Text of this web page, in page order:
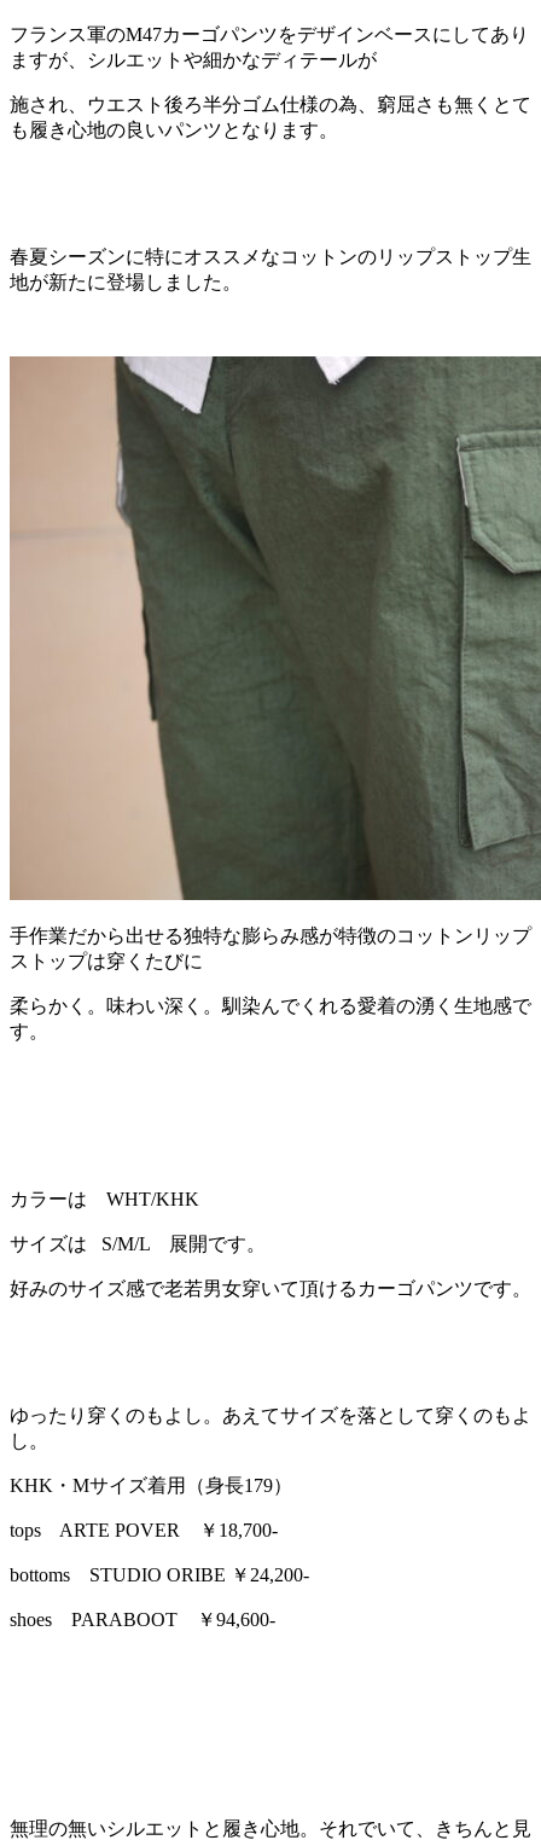
フランス軍のM47カーゴパンツをデザインベースにしてあり
ますが、シルエットや細かなディテールが
施され、ウエスト後ろ半分ゴム仕様の為、窮屈さも無くとて
も履き心地の良いパンツとなります。
春夏シーズンに特にオススメなコットンのリップストップ生
地が新たに登場しました。
手作業だから出せる独特な膨らみ感が特徴のコットンリップ
ストップは穿くたびに
柔らかく。味わい深く。馴染んでくれる愛着の湧く生地感で
す。
カラーは WHT/KHK
サイズは S/M/L 展開です。
好みのサイズ感で老若男女穿いて頂けるカーゴパンツです。
ゆったり穿くのもよし。あえてサイズを落として穿くのもよ
し。
KHK・Mサイズ着用（身長179）
tops ARTE POVER ￥18,700-
bottoms STUDIO ORIBE ￥24,200-
shoes PARABOOT ￥94,600-
無理の無いシルエットと履き心地。それでいて、きちんと見